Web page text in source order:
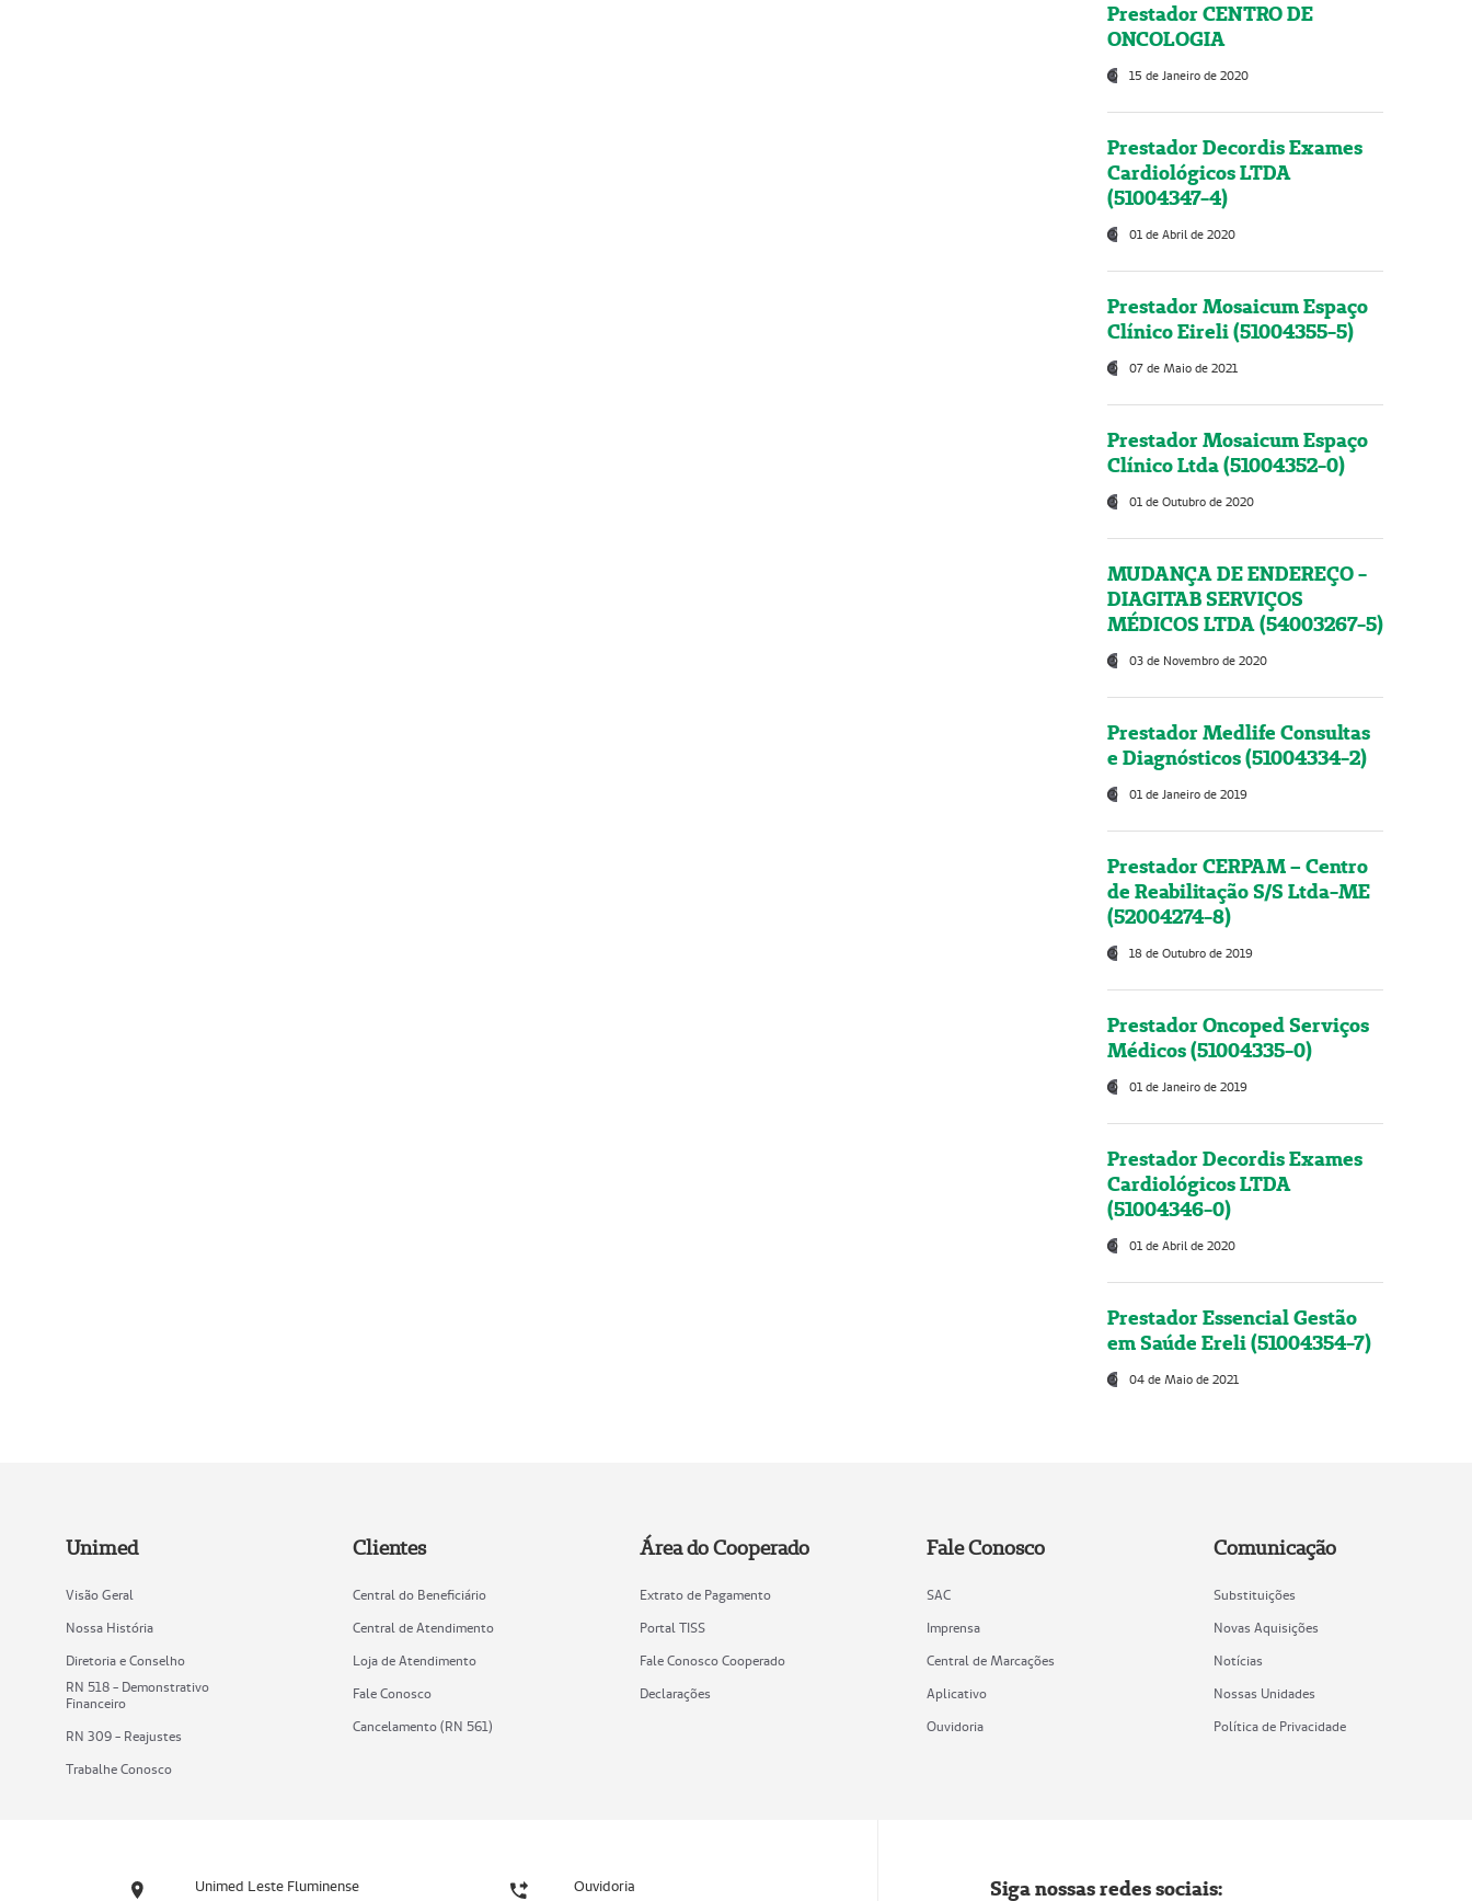
Prestador CENTRO DE
ONCOLOGIA
15 de Janeiro de 2020
Prestador Decordis Exames
Cardiológicos LTDA
(51004347-4)
01 de Abril de 2020
Prestador Mosaicum Espaço
Clínico Eireli (51004355-5)
07 de Maio de 2021
Prestador Mosaicum Espaço
Clínico Ltda (51004352-0)
01 de Outubro de 2020
MUDANÇA DE ENDEREÇO -
DIAGITAB SERVIÇOS
MÉDICOS LTDA (54003267-5)
03 de Novembro de 2020
Prestador Medlife Consultas
e Diagnósticos (51004334-2)
01 de Janeiro de 2019
Prestador CERPAM – Centro
de Reabilitação S/S Ltda-ME
(52004274-8)
18 de Outubro de 2019
Prestador Oncoped Serviços
Médicos (51004335-0)
01 de Janeiro de 2019
Prestador Decordis Exames
Cardiológicos LTDA
(51004346-0)
01 de Abril de 2020
Prestador Essencial Gestão
em Saúde Ereli (51004354-7)
04 de Maio de 2021
Unimed
Visão Geral
Nossa História
Diretoria e Conselho
RN 518 - Demonstrativo
Financeiro
RN 309 - Reajustes
Trabalhe Conosco
Clientes
Central do Beneficiário
Central de Atendimento
Loja de Atendimento
Fale Conosco
Cancelamento (RN 561)
Área do Cooperado
Extrato de Pagamento
Portal TISS
Fale Conosco Cooperado
Declarações
Fale Conosco
SAC
Imprensa
Central de Marcações
Aplicativo
Ouvidoria
Comunicação
Substituições
Novas Aquisições
Notícias
Nossas Unidades
Política de Privacidade
Unimed Leste Fluminense Ouvidoria Siga nossas redes sociais: